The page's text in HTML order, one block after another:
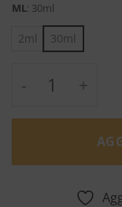
ML: 30ml
2ml 30ml
Floro -